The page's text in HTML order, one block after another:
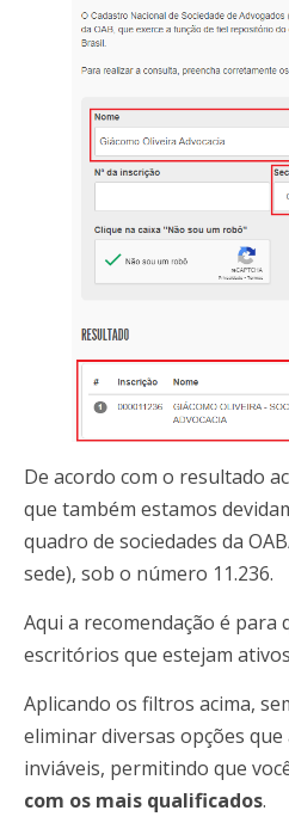
De acordo com o resultado
que também estamos
quadro de sociedades da
sede), sob o número 11.236.
Aqui a recomendação é para
escritórios que estejam
Aplicando os filtros acima,
eliminar diversas opções
inviáveis, permitindo que
com os mais qualificados.